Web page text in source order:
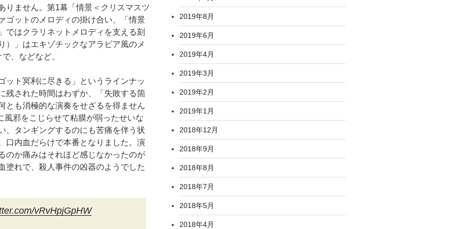
りません。第1幕「情景＜クリスマスツ
ゴットのメロディの掛け合い、「情景
ではクラリネットメロディを支える刻
）」はエキゾチックなアラビア風のメ
、などなど。
ット冥利に尽きる」というラインナッ
残された時間はわずか、「失敗する箇
とも消極的な演奏をせざるを得ません
風邪をこじらせて粘膜が弱ったせいな
、タンギングするのにも苦痛を伴う状
口内血だらけで本番となりました。演
のか痛みはそれほど感じなかったのが
塗れで、殺人事件の凶器のようでした
vRvHpjGpHW
2019年8月
2019年6月
2019年4月
2019年3月
2019年2月
2019年1月
2018年12月
2018年9月
2018年8月
2018年7月
2018年5月
2018年4月